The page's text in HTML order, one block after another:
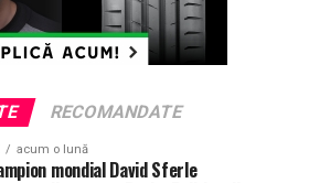
RECOMANDATE
acum o lună
mondial David Sferle